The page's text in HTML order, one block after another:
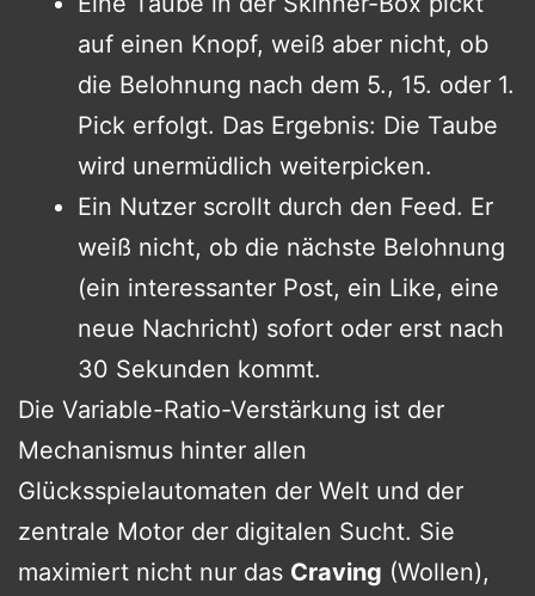
auf einen Knopf, weiß aber nicht, ob
die Belohnung nach dem 5., 15. oder 1.
Pick erfolgt. Das Ergebnis: Die Taube
wird unermüdlich weiterpicken.
Ein Nutzer scrollt durch den Feed. Er
weiß nicht, ob die nächste Belohnung
(ein interessanter Post, ein Like, eine
neue Nachricht) sofort oder erst nach
30 Sekunden kommt.
Die Variable-Ratio-Verstärkung ist der
Mechanismus hinter allen
Glücksspielautomaten der Welt und der
zentrale Motor der digitalen Sucht. Sie
maximiert nicht nur das Craving (Wollen),